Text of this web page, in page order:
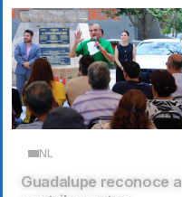
NL
Guadalupe reconoce a